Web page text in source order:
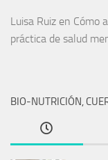
Luisa Ruiz en Cómo
práctica de salud
BIO-NUTRICIÓN,